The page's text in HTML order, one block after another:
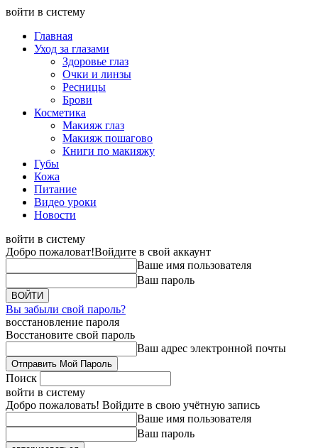
войти в систему
Главная
Уход за глазами
Здоровье глаз
Очки и линзы
Ресницы
Брови
Косметика
Макияж глаз
Макияж пошагово
Книги по макияжу
Губы
Кожа
Питание
Видео уроки
Новости
войти в систему
Добро пожаловат!Войдите в свой аккаунт
Ваше имя пользователя
Ваш пароль
Вы забыли свой пароль?
восстановление пароля
Восстановите свой пароль
Ваш адрес электронной почты
Поиск
войти в систему
Добро пожаловать! Войдите в свою учётную запись
Ваше имя пользователя
Ваш пароль